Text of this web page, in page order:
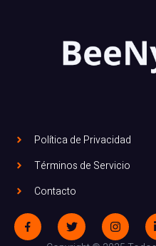
Política de Privacidad
Términos de Servicio
Contacto